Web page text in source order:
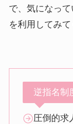
で、気になっ
を利用してみて
逆指名制
圧倒的求